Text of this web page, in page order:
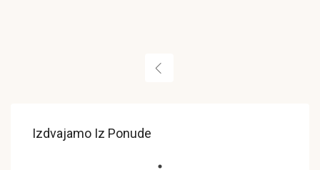
Izdvajamo Iz Ponude